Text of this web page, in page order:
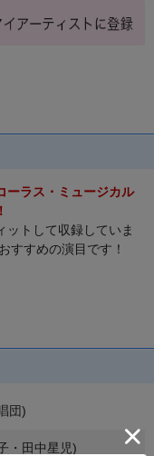
ーラス・ミュージカル
ットして収録していま
すすめの演目です！
団)
・田中星児)